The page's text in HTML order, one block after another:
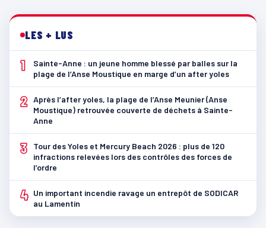
LES + LUS
1
Sainte-Anne : un jeune homme blessé par balles sur la
plage de l’Anse Moustique en marge d’un after yoles
2 Après l’after yoles, la plage de l’Anse Meunier (Anse
Moustique) retrouvée couverte de déchets à Sainte-
Anne
3
Tour des Yoles et Mercury Beach 2026 : plus de 120
infractions relevées lors des contrôles des forces de
l’ordre
4 Un important incendie ravage un entrepôt de SODICAR
au Lamentin